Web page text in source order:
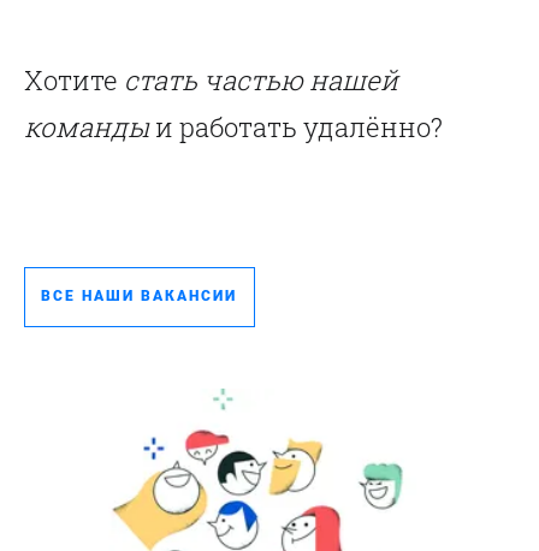
Хотите стать частью нашей
командыи работать удалённо?
ВСЕ НАШИ ВАКАНСИИ